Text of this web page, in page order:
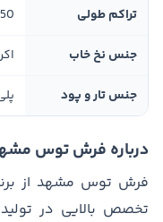
تراکم طولی
جنس نخ خاب
جنس تار و پود
درباره فرش توس
فرش توس مشهد از
تخصص بالایی در